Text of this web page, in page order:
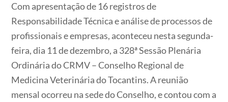
Com apresentação de 16 registros de
Responsabilidade Técnica e análise de processos de
profissionais e empresas, aconteceu nesta segunda-
feira, dia 11 de dezembro, a 328ª Sessão Plenária
Ordinária do CRMV – Conselho Regional de
Medicina Veterinária do Tocantins. A reunião
mensal ocorreu na sede do Conselho, e contou com a